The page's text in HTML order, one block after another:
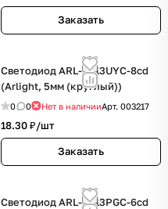
Заказать
Светодиод ARL-5313UYC-8cd
(Arlight, 5мм (круглый))
0 0 Нет в наличииАрт. 003217
18.30 ₽/шт
Заказать
Светодиод ARL-5313PGC-6cd